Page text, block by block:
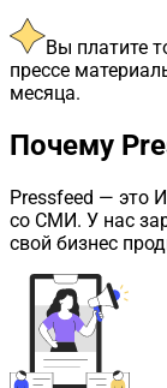
Вы платите
прессе
месяца.
Почему
Pressfeed — это
со СМИ. У нас
свой бизнес